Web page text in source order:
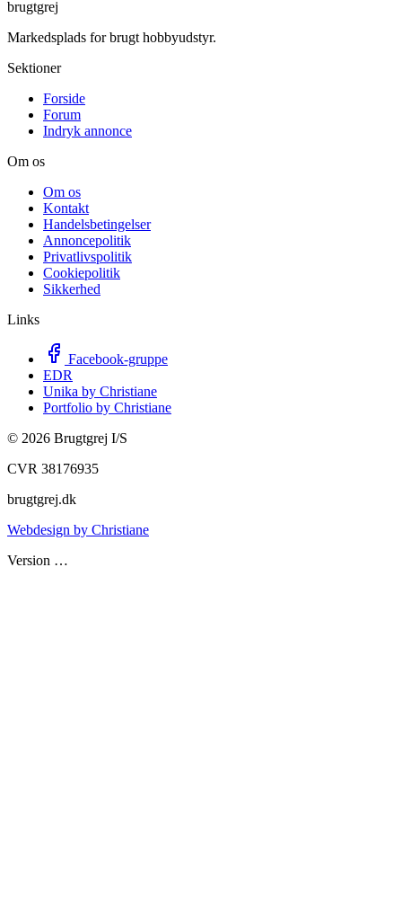
brugtgrej
Markedsplads for brugt hobbyudstyr.
Sektioner
Forside
Forum
Indryk annonce
Om os
Om os
Kontakt
Handelsbetingelser
Annoncepolitik
Privatlivspolitik
Cookiepolitik
Sikkerhed
Links
Facebook-gruppe
EDR
Unika by Christiane
Portfolio by Christiane
© 2026 Brugtgrej I/S
CVR 38176935
brugtgrej.dk
Webdesign by Christiane
Version …